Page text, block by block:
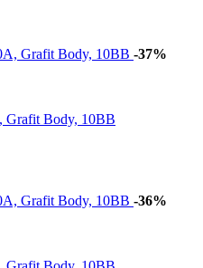
-37%
Grafit Body, 10BB
-36%